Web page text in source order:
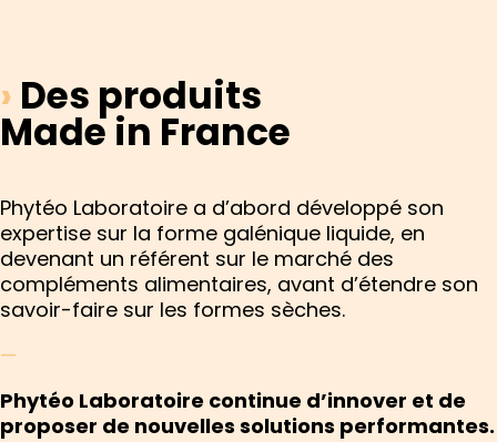
› Des produits
Made in France
Phytéo Laboratoire a d’abord développé son
expertise sur la forme galénique liquide, en
devenant un référent sur le marché des
compléments alimentaires, avant d’étendre son
savoir-faire sur les formes sèches.
—
Phytéo Laboratoire continue d’innover et de
proposer de nouvelles solutions performantes.